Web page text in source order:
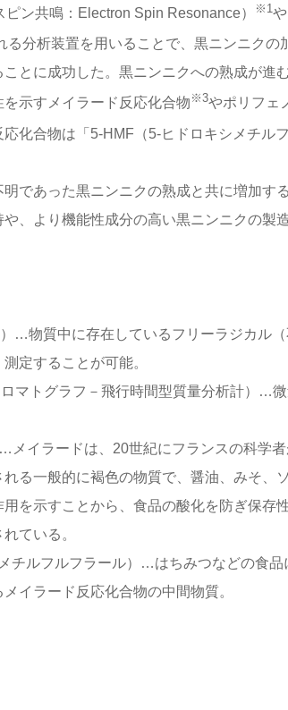
ン共鳴：Electron Spin Resonance） ※1
る分析装置を用いることで、黒ニンニク
とに成功した。黒ニンニクへの熟成が進
示すメイラード反応化合物 ※3やポリフェ
化合物は「5-HMF（5-ヒドロキシメチルフ
であった黒ニンニクの熟成と共に増加す
、より機能性成分の高い黒ニンニクの製
物質中に存在しているフリーラジカル（
定することが可能。
トグラフ－飛行時間型質量分析計）…
イラードは、20世紀にフランスの科学者
る一般的に褐色の物質で、醤油、みそ、
を示すことから、食品の酸化を防ぎ保存
ている。
ルフルフラール）…はちみつなどの食品
イラード反応化合物の中間物質。